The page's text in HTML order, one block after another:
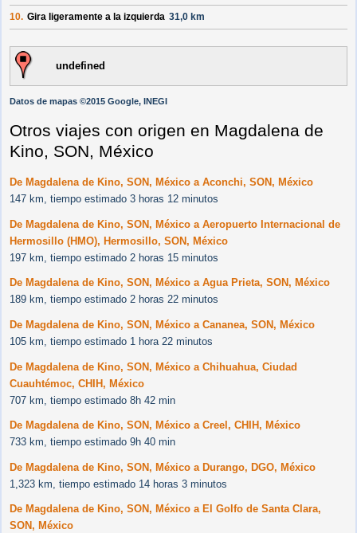
10. Gira ligeramente a la izquierda 31,0 km
undefined
Datos de mapas ©2015 Google, INEGI
Otros viajes con origen en Magdalena de
Kino, SON, México
De Magdalena de Kino, SON, México a Aconchi, SON, México
147 km, tiempo estimado 3 horas 12 minutos
De Magdalena de Kino, SON, México a Aeropuerto Internacional de
Hermosillo (HMO), Hermosillo, SON, México
197 km, tiempo estimado 2 horas 15 minutos
De Magdalena de Kino, SON, México a Agua Prieta, SON, México
189 km, tiempo estimado 2 horas 22 minutos
De Magdalena de Kino, SON, México a Cananea, SON, México
105 km, tiempo estimado 1 hora 22 minutos
De Magdalena de Kino, SON, México a Chihuahua, Ciudad
Cuauhtémoc, CHIH, México
707 km, tiempo estimado 8h 42 min
De Magdalena de Kino, SON, México a Creel, CHIH, México
733 km, tiempo estimado 9h 40 min
De Magdalena de Kino, SON, México a Durango, DGO, México
1,323 km, tiempo estimado 14 horas 3 minutos
De Magdalena de Kino, SON, México a El Golfo de Santa Clara,
SON, México